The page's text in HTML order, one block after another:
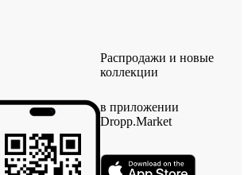
Распродажи и новые
коллекции
в приложении
Dropp.Market